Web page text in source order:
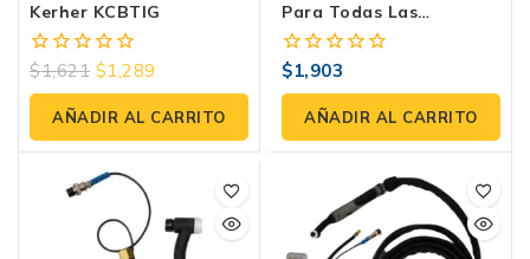
Kerher KCBTIG
0
fuera
5
$1,621 $1,289
AÑADIR AL CARRITO
Para Todas Las
Soldadoras Con Función
TIG LIFT Uso General 4.5
Metros Cuello Flexible
0
fuera
5
$1,903
AÑADIR AL CARRITO